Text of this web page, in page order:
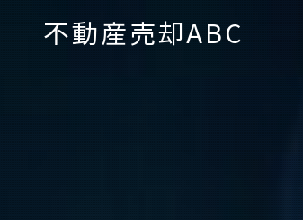
不動産売却ABC